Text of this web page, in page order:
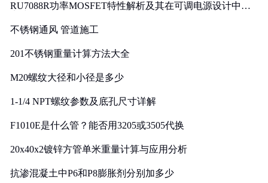
RU7088R功率MOSFET特性解析及其在可调电源设计中的
不锈钢通风 管道施工
201不锈钢重量计算方法大全
M20螺纹大径和小径是多少
1-1/4 NPT螺纹参数及底孔尺寸详解
F1010E是什么管？能否用3205或3505代换
20x40x2镀锌方管单米重量计算与应用分析
抗渗混凝土中P6和P8膨胀剂分别加多少